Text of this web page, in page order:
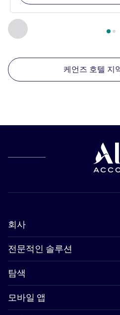
이전 - 주변에 있는 다른 시설
2/ 페이지 , 주변에 있는 다른
케언즈 호텔 지
회사
전문적인 솔루션
탐색
모바일 앱